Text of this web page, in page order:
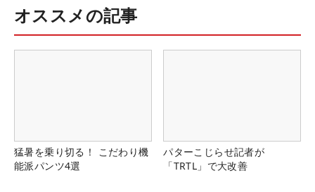
オススメの記事
猛暑を乗り切る！ こだわり機
能派パンツ4選
パターこじらせ記者が
「TRTL」で大改善